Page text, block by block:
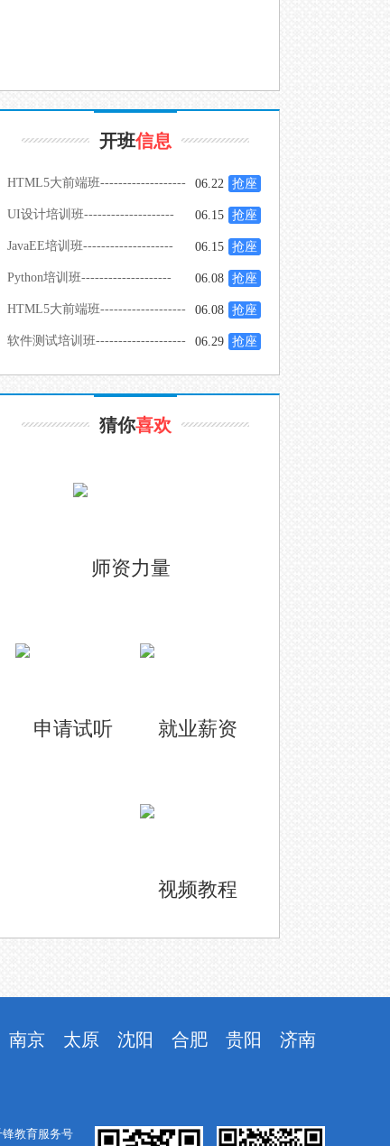
开班信息
HTML5大前端班-------------------
-
06.22 抢座
UI设计培训班-------------------- 06.15 抢座
JavaEE培训班-------------------- 06.15 抢座
Python培训班-------------------- 06.08 抢座
HTML5大前端班-------------------
-
06.08 抢座
软件测试培训班-------------------- 06.29 抢座
猜你喜欢
师资力量
就业薪资
申请试听
视频教程
南京 太原 沈阳 合肥 贵阳 济南